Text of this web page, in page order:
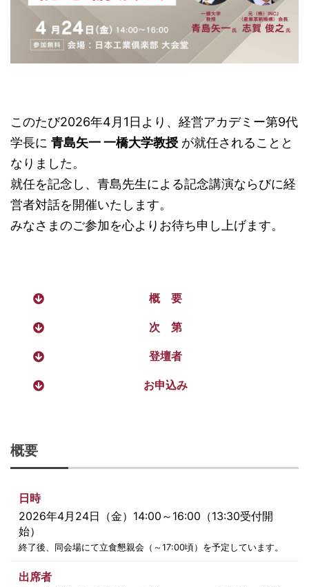
このたび2026年4月1日より、経営アカデミー第9代
学長に 青島矢一 一橋大学教授 が就任されることと
なりました。
就任を記念し、青島先生による記念講演ならびに経
営者対話を開催いたします。
みなさまのご参加を心よりお待ち申し上げます。
概 要
次 第
登壇者
お申込み
概要
日時
2026年4月24日（金）14:00～16:00（13:30受付開
始）
終了後、同会場にて立食懇親会（～17:00頃）を予定しています。
出席者